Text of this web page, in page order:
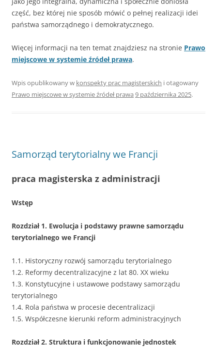
część, bez której nie sposób mówić o pełnej realizacji idei
państwa samorządnego i demokratycznego.
Więcej informacji na ten temat znajdziesz na stronie Prawo
miejscowe w systemie źródeł prawa.
Wpis opublikowany w konspekty prac magisterskich i otagowany
Prawo miejscowe w systemie źródeł prawa 9 października 2025.
Samorząd terytorialny we Francji
praca magisterska z administracji
Wstęp
Rozdział 1. Ewolucja i podstawy prawne samorządu
terytorialnego we Francji
1.1. Historyczny rozwój samorządu terytorialnego
1.2. Reformy decentralizacyjne z lat 80. XX wieku
1.3. Konstytucyjne i ustawowe podstawy samorządu
terytorialnego
1.4. Rola państwa w procesie decentralizacji
1.5. Współczesne kierunki reform administracyjnych
Rozdział 2. Struktura i funkcjonowanie jednostek